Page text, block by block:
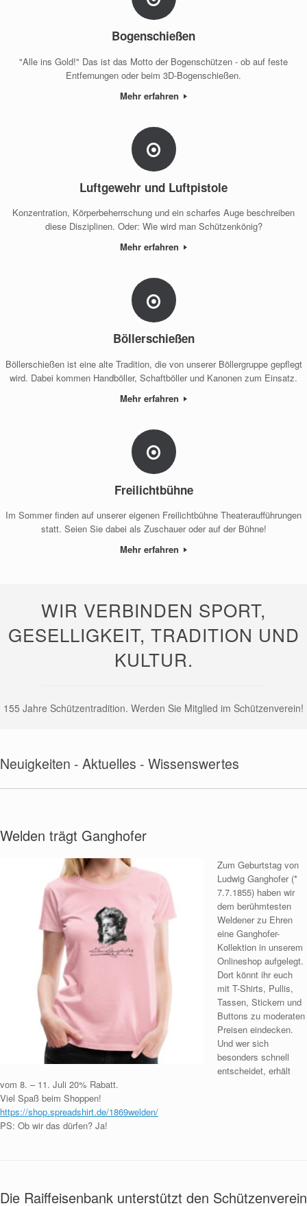
Bogenschießen
"Alle ins Gold!" Das ist das Motto der Bogenschützen - ob auf feste
Entfernungen oder beim 3D-Bogenschießen.
Mehr erfahren
Luftgewehr und Luftpistole
Konzentration, Körperbeherrschung und ein scharfes Auge beschreiben
diese Disziplinen. Oder: Wie wird man Schützenkönig?
Mehr erfahren
Böllerschießen
Böllerschießen ist eine alte Tradition, die von unserer Böllergruppe gepflegt
wird. Dabei kommen Handböller, Schaftböller und Kanonen zum Einsatz.
Mehr erfahren
Freilichtbühne
Im Sommer finden auf unserer eigenen Freilichtbühne Theateraufführungen
statt. Seien Sie dabei als Zuschauer oder auf der Bühne!
Mehr erfahren
WIR VERBINDEN SPORT,
GESELLIGKEIT, TRADITION UND
KULTUR.
155 Jahre Schützentradition. Werden Sie Mitglied im Schützenverein!
Neuigkeiten - Aktuelles - Wissenswertes
Welden trägt Ganghofer
Zum Geburtstag von
Ludwig Ganghofer (*
7.7.1855) haben wir
dem berühmtesten
Weldener zu Ehren
eine Ganghofer-
Kollektion in unserem
Onlineshop aufgelegt.
Dort könnt ihr euch
mit T-Shirts, Pullis,
Tassen, Stickern und
Buttons zu moderaten
Preisen eindecken.
Und wer sich
besonders schnell
entscheidet, erhält
vom 8. – 11. Juli 20% Rabatt.
Viel Spaß beim Shoppen!
https://shop.spreadshirt.de/1869welden/
PS: Ob wir das dürfen? Ja!
Die Raiffeisenbank unterstützt den Schützenverein